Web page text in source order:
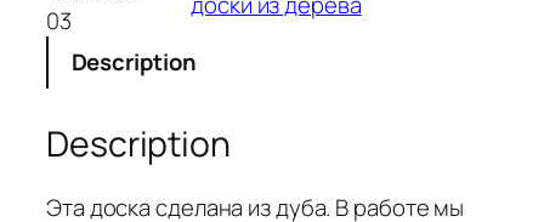
03
Description
Description
Эта доска сделана из дуба. В работе мы